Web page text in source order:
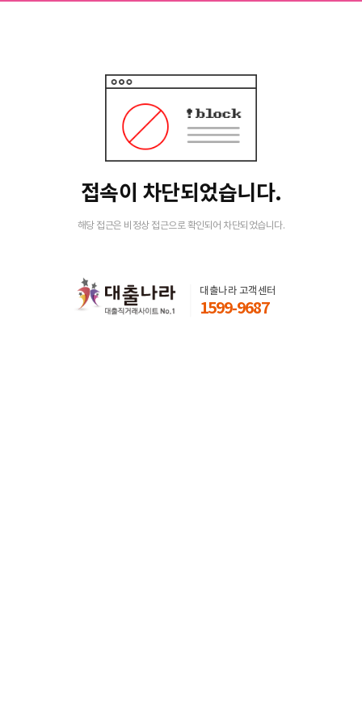
접속이 차단되었습니다.
해당 접근은 비정상 접근으로 확인되어 차단되었습니다.
대출나라 고객센터
1599-9687